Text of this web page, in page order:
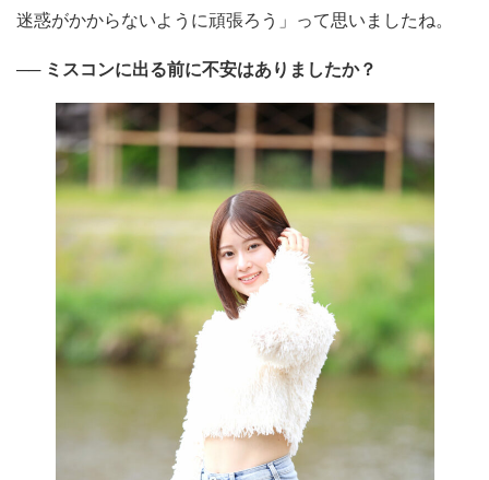
迷惑がかからないように頑張ろう」って思いましたね。
── ミスコンに出る前に不安はありましたか？